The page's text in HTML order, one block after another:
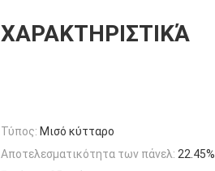
ΧΑΡΑΚΤΗΡΙΣΤΙΚΆ
Τύπος: Μισό κύτταρο
Αποτελεσματικότητα των πάνελ: 22.45%